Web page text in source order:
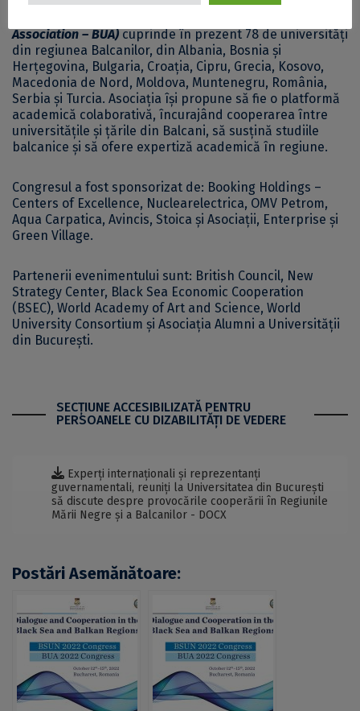
Association – BUA)cuprinde în prezent 78 de universități
din regiunea Balcanilor, din Albania, Bosnia și
Herțegovina, Bulgaria, Croația, Cipru, Grecia, Kosovo,
Macedonia de Nord, Moldova, Muntenegru, România,
Serbia și Turcia. Asociația își propune să fie o platformă
academică colaborativă, încurajând cooperarea între
universitățile și țările din Balcani, să susțină studiile
balcanice și să ofere expertiză academică în regiune.
Congresul a fost sponsorizat de: Booking Holdings –
Centers of Excellence, Nuclearelectrica, OMV Petrom,
Aqua Carpatica, Avincis, Stoica și Asociații, Enterprise și
Green Village.
Partenerii evenimentului sunt: British Council, New
Strategy Center, Black Sea Economic Cooperation
(BSEC), World Academy of Art and Science, World
University Consortium și Asociația Alumni a Universității
din București.
SECŢIUNE ACCESIBILIZATĂ PENTRU
PERSOANELE CU DIZABILITĂŢI DE VEDERE
Experți internaționali și reprezentanți
guvernamentali, reuniți la Universitatea din București
să discute despre provocările cooperării în Regiunile
Mării Negre și a Balcanilor - DOCX
Postări Asemănătoare: